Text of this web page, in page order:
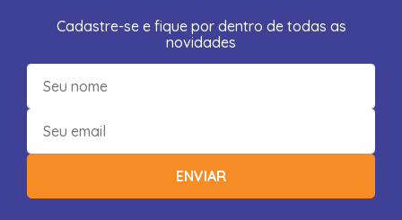
Cadastre-se e fique por dentro de todas as
novidades
ENVIAR